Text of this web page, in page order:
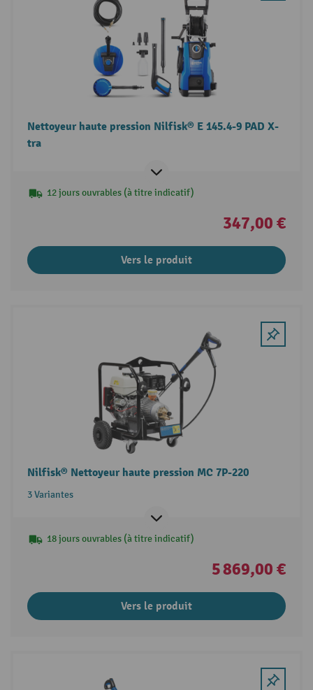
Nettoyeur haute pression Nilfisk® E 145.4-9 PAD X-
tra
12 jours ouvrables (à titre indicatif)
347,00 €
Vers le produit
Nilfisk® Nettoyeur haute pression MC 7P-220
3 Variantes
18 jours ouvrables (à titre indicatif)
5 869,00 €
Vers le produit